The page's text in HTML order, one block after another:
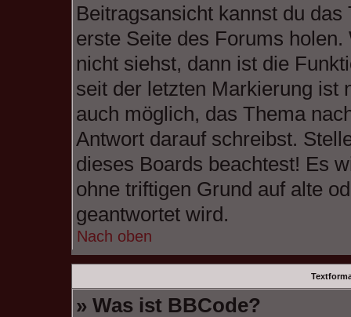
Beitragsansicht kannst du
erste Seite des Forums
nicht siehst, dann ist die
seit der letzten Markierung ist
auch möglich, das Thema
Antwort darauf schreibst.
dieses Boards beachtest! Es
ohne triftigen Grund auf alte
geantwortet wird.
Nach oben
» Was ist BBCode?